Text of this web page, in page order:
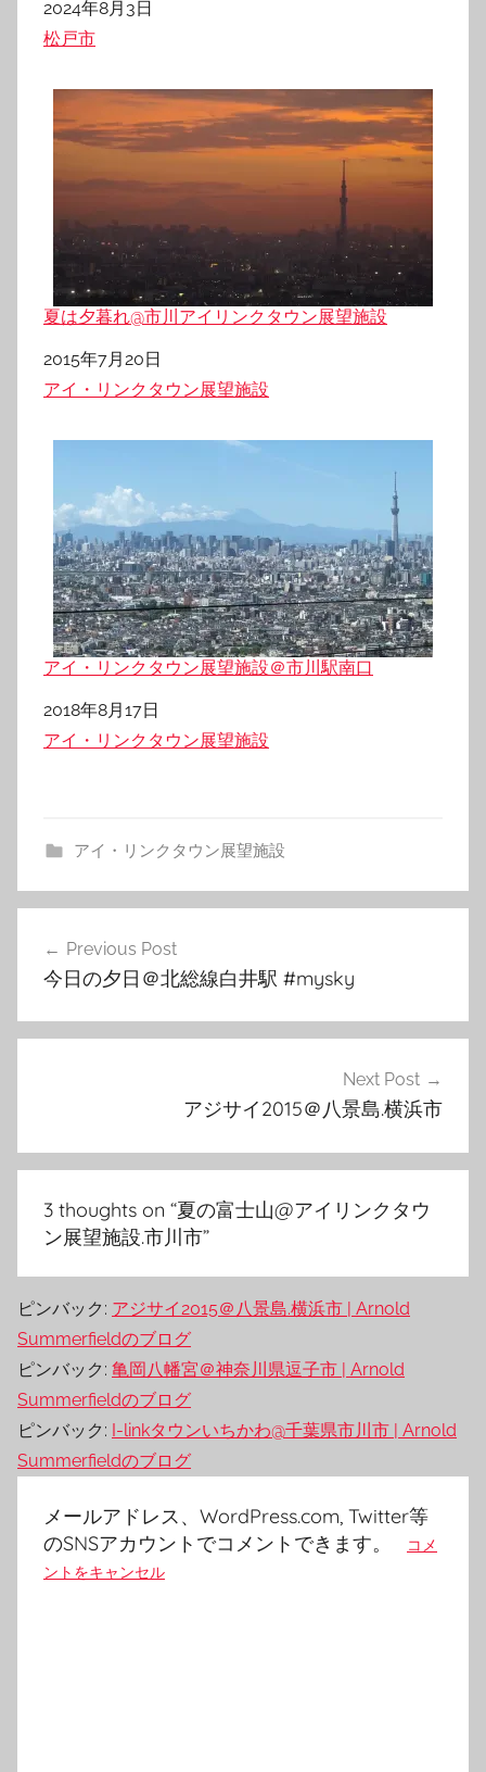
日付
2024年8月3日
関連理由
松戸市
夏は夕暮れ@市川アイリンクタウン展望施設
日付
2015年7月20日
関連理由
アイ・リンクタウン展望施設
アイ・リンクタウン展望施設＠市川駅南口
日付
2018年8月17日
関連理由
アイ・リンクタウン展望施設
アイ・リンクタウン展望施設
ビ
シ
ョ
Previous Post
今日の夕日＠北総線白井駅 #mysky
Next Post
アジサイ2015＠八景島.横浜市
3 thoughts on “夏の富士山@アイリンクタウ
ン展望施設.市川市”
ピンバック: アジサイ2015＠八景島.横浜市 | Arnold
Summerfieldのブログ
ピンバック: 亀岡八幡宮＠神奈川県逗子市 | Arnold
Summerfieldのブログ
ピンバック: I-linkタウンいちかわ@千葉県市川市 | Arnold
Summerfieldのブログ
メールアドレス、WordPress.com, Twitter等
のSNSアカウントでコメントできます。
コメ
ントをキャンセル